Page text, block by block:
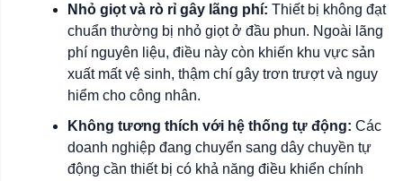
Nhỏ giọt và rò rỉ gây lãng phí: Thiết bị không đạt
chuẩn thường bị nhỏ giọt ở đầu phun. Ngoài lãng
phí nguyên liệu, điều này còn khiến khu vực sản
xuất mất vệ sinh, thậm chí gây trơn trượt và nguy
hiểm cho công nhân.
Không tương thích với hệ thống tự động: Các
doanh nghiệp đang chuyển sang dây chuyền tự
động cần thiết bị có khả năng điều khiển chính